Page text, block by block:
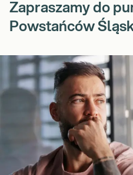
Zapraszamy do
Powstańców